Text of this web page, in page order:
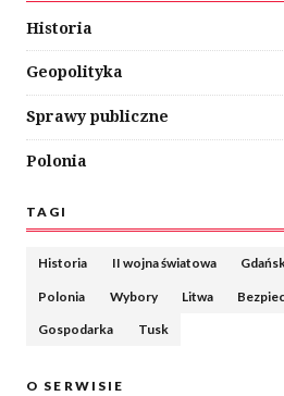
Historia
Geopolityka
Sprawy publiczne
Polonia
TAGI
Historia II wojna światowa
Polonia Wybory Litwa
Gospodarka Tusk
O SERWISIE